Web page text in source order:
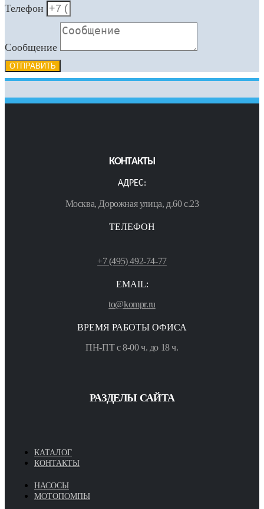
Телефон
Сообщение
ОТПРАВИТЬ
КОНТАКТЫ
АДРЕС:
Москва, Дорожная улица, д.60 с.23
ТЕЛЕФОН
+7 (495) 492-74-77
EMAIL:
to@kompr.ru
ВРЕМЯ РАБОТЫ ОФИСА
ПН-ПТ с 8-00 ч. до 18 ч.
РАЗДЕЛЫ САЙТА
КАТАЛОГ
КОНТАКТЫ
НАСОСЫ
МОТОПОМПЫ